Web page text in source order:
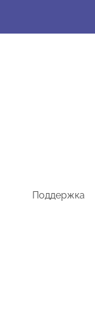
Поддержка